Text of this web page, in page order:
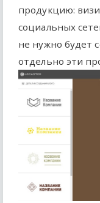
продукцию:
социальных
не нужно будет
отдельно эти